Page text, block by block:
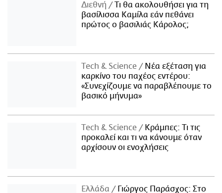
Διεθνή
Τι θα ακολουθήσει για τη
βασίλισσα Καμίλα εάν πεθάνει
πρώτος ο βασιλιάς Κάρολος;
Τech & Science
Νέα εξέταση για
καρκίνο του παχέος εντέρου:
«Συνεχίζουμε να παραβλέπουμε το
βασικό μήνυμα»
Τech & Science
Κράμπες: Τι τις
προκαλεί και τι να κάνουμε όταν
αρχίσουν οι ενοχλήσεις
Ελλάδα
Γιώργος Παράσχος: Στο